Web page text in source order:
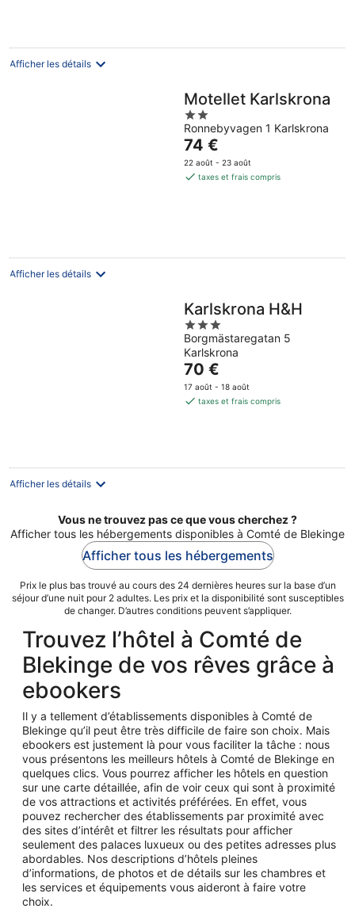
Afficher les détails
Motellet Karlskrona
2
out
of
5
Ronnebyvagen 1 Karlskrona
Le
prix
est
74 €
22 août - 23 août
taxes et frais compris
Afficher les détails
Karlskrona H&H
3
out
of
5
Borgmästaregatan 5
Karlskrona
Le
prix
est
70 €
17 août - 18 août
taxes et frais compris
Afficher les détails
Vous ne trouvez pas ce que vous cherchez ?
Afficher tous les hébergements disponibles à Comté de Blekinge
Afficher tous les hébergements
Prix le plus bas trouvé au cours des 24 dernières heures sur la base d’un
séjour d’une nuit pour 2 adultes. Les prix et la disponibilité sont susceptibles
de changer. D’autres conditions peuvent s’appliquer.
Trouvez l’hôtel à Comté de
Blekinge de vos rêves grâce à
ebookers
Il y a tellement d’établissements disponibles à Comté de
Blekinge qu’il peut être très difficile de faire son choix. Mais
ebookers est justement là pour vous faciliter la tâche : nous
vous présentons les meilleurs hôtels à Comté de Blekinge en
quelques clics. Vous pourrez afficher les hôtels en question
sur une carte détaillée, afin de voir ceux qui sont à proximité
de vos attractions et activités préférées. En effet, vous
pouvez rechercher des établissements par proximité avec
des sites d’intérêt et filtrer les résultats pour afficher
seulement des palaces luxueux ou des petites adresses plus
abordables. Nos descriptions d’hôtels pleines
d’informations, de photos et de détails sur les chambres et
les services et équipements vous aideront à faire votre
choix.